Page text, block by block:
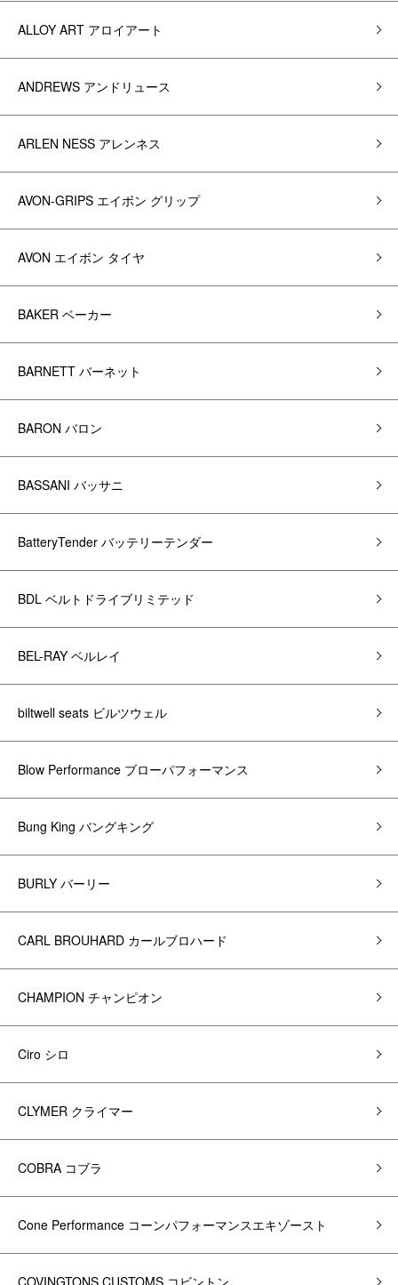
ALLOY ART アロイアート
ANDREWS アンドリュース
ARLEN NESS アレンネス
AVON-GRIPS エイボン グリップ
AVON エイボン タイヤ
BAKER ベーカー
BARNETT バーネット
BARON バロン
BASSANI バッサニ
BatteryTender バッテリーテンダー
BDL ベルトドライブリミテッド
BEL-RAY ベルレイ
biltwell seats ビルツウェル
Blow Performance ブローパフォーマンス
Bung King バングキング
BURLY バーリー
CARL BROUHARD カールブロハード
CHAMPION チャンピオン
Ciro シロ
CLYMER クライマー
COBRA コブラ
Cone Performance コーンパフォーマンスエキゾースト